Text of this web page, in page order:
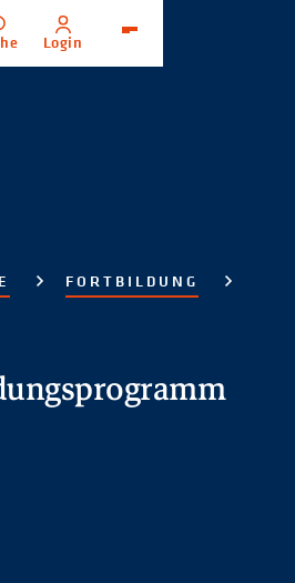
Login
FORTBILDUNG